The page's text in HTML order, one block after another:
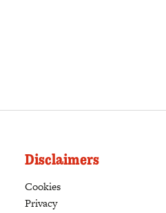
Disclaimers
Cookies
Privacy